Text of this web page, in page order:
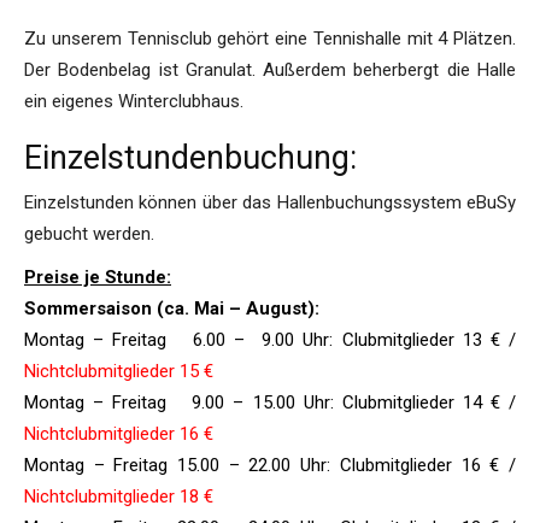
Zu unserem Tennisclub gehört eine Tennishalle mit 4 Plätzen.
Der Bodenbelag ist Granulat. Außerdem beherbergt die Halle
ein eigenes Winterclubhaus.
Einzelstundenbuchung:
Einzelstunden können über das Hallenbuchungssystem eBuSy
gebucht werden.
Preise je Stunde:
Sommersaison (ca. Mai – August):
Montag – Freitag 6.00 – 9.00 Uhr: Clubmitglieder 13 € /
Nichtclubmitglieder 15 €
Montag – Freitag 9.00 – 15.00 Uhr: Clubmitglieder 14 € /
Nichtclubmitglieder 16 €
Montag – Freitag 15.00 – 22.00 Uhr: Clubmitglieder 16 € /
Nichtclubmitglieder 18 €